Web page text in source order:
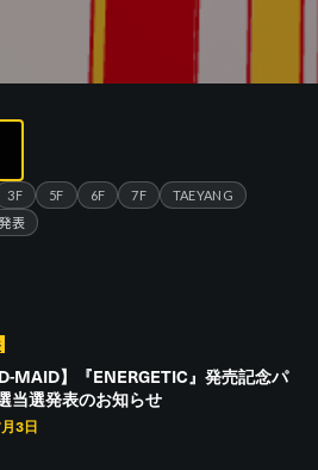
3F 5F 6F 7F
TAEYANG
表
MAID】『ENERGETIC』発売記念パ
当選発表のお知らせ
3日